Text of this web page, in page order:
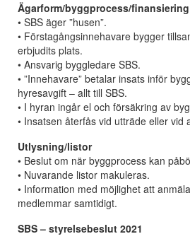
Ägarform/byggprocess/finansiering
• SBS äger ”husen”.
• Förstagångsinnehavare bygger
erbjudits plats.
• Ansvarig byggledare SBS.
• ”Innehavare” betalar insats inför
hyresavgift – allt till SBS.
• I hyran ingår el och försäkring av
• Insatsen återfås vid utträde eller vid
Utlysning/listor
• Beslut om när byggprocess kan
• Nuvarande listor makuleras.
• Information med möjlighet att
medlemmar samtidigt.
SBS – styrelsebeslut 2021